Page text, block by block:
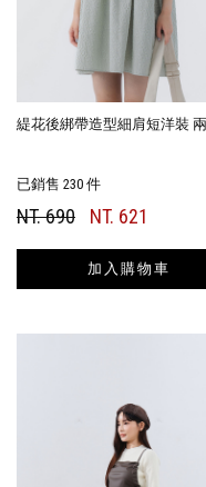
緹花後綁帶造型細肩短洋裝
已銷售 230 件
NT. 690 NT. 621
加入購物車